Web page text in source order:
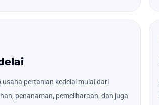
usaha pertanian kedelai mulai dari
penanaman, pemeliharaan, dan juga